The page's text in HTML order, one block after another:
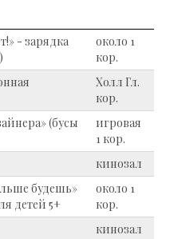
- зарядка
около 1
кор.
Холл Гл.
кор.
(бусы
игровая
1 кор.
кинозал
будешь»
детей 5+
около 1
кор.
кинозал